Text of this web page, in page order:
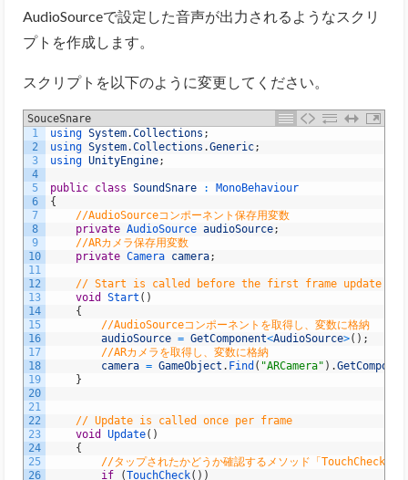
AudioSourceで設定した音声が出力されるようなスクリ
プトを作成します。
スクリプトを以下のように変更してください。
SouceSnare
1
2
3
4
5
6
7
8
9
10
11
12
13
14
15
16
17
18
19
20
21
22
23
24
25
26
using System.Collections ;
using System.Collections .Generic;
using UnityEngine;
public class SoundSnare :
MonoBehaviour
{
//AudioSourceコンポーネント保存用変数
private AudioSource audioSource;
//ARカメラ保存用変数
private Camera camera;
// Start is called before the first frame update
void
Start ( )
{
//AudioSourceコンポーネントを取得し、変数に格納
audioSource = GetComponent<AudioSource>( ) ;
//ARカメラを取得し、変数に格納
camera = GameObject . Find ( "ARCamera" ) .
}
// Update is called once per frame
void
Update( )
{
//タップされたかどうか確認するメソッド「TouchCheck()
if
(TouchCheck( ) )